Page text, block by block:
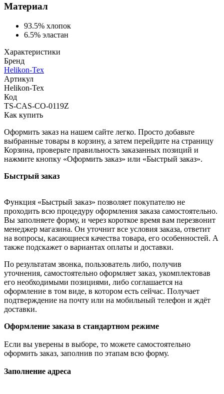
Материал
93.5% хлопок
6.5% эластан
Характеристики
Бренд
Helikon-Tex
Артикул
Helikon-Tex
Код
TS-CAS-CO-0119Z
Как купить
Оформить заказ на нашем сайте легко. Просто добавьте
выбранные товары в корзину, а затем перейдите на страницу
Корзина, проверьте правильность заказанных позиций и
нажмите кнопку «Оформить заказ» или «Быстрый заказ».
Быстрый заказ
Функция «Быстрый заказ» позволяет покупателю не
проходить всю процедуру оформления заказа самостоятельно.
Вы заполняете форму, и через короткое время вам перезвонит
менеджер магазина. Он уточнит все условия заказа, ответит
на вопросы, касающиеся качества товара, его особенностей. А
также подскажет о вариантах оплаты и доставки.
По результатам звонка, пользователь либо, получив
уточнения, самостоятельно оформляет заказ, укомплектовав
его необходимыми позициями, либо соглашается на
оформление в том виде, в котором есть сейчас. Получает
подтверждение на почту или на мобильный телефон и ждёт
доставки.
Оформление заказа в стандартном режиме
Если вы уверены в выборе, то можете самостоятельно
оформить заказ, заполнив по этапам всю форму.
Заполнение адреса